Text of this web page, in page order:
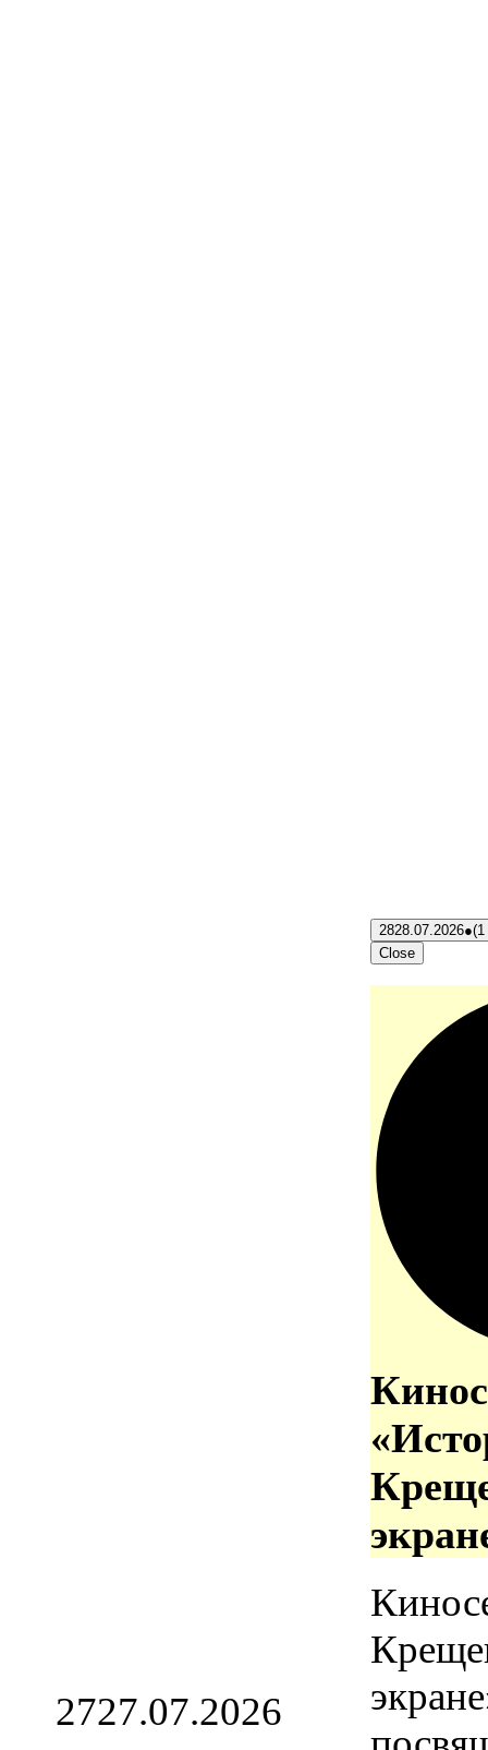
2727.07.2026
2828.07.2026●(1
Close